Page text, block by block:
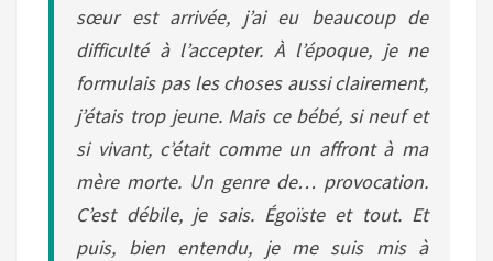
sœur est arrivée, j’ai eu beaucoup de
difficulté à l’accepter. À l’époque, je ne
formulais pas les choses aussi clairement,
j’étais trop jeune. Mais ce bébé, si neuf et
si vivant, c’était comme un affront à ma
mère morte. Un genre de… provocation.
C’est débile, je sais. Égoïste et tout. Et
puis, bien entendu, je me suis mis à